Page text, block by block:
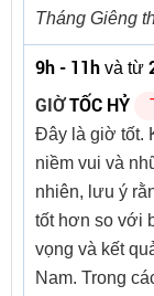
Tháng Giêng
9h - 11h và từ
GIỜTỐC HỶ
Đây là giờ tốt.
niềm vui và
nhiên, lưu ý
tốt hơn so với
vọng và kết
Nam. Trong